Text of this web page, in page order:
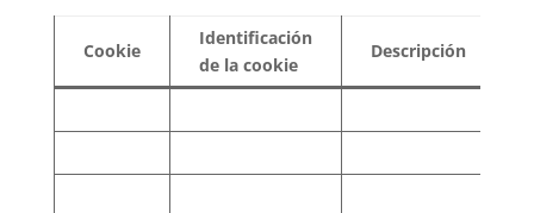
Cookie
Identificación
de la cookie
Descripción